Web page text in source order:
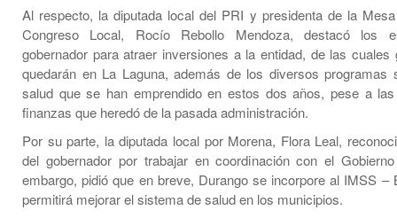
Al respecto, la diputada local del PRI y presidenta de la
Congreso Local, Rocío Rebollo Mendoza, destacó los
gobernador para atraer inversiones a la entidad, de las cuales
quedarán en La Laguna, además de los diversos programas
salud que se han emprendido en estos dos años, pese a
finanzas que heredó de la pasada administración.
Por su parte, la diputada local por Morena, Flora Leal,
del gobernador por trabajar en coordinación con el
embargo, pidió que en breve, Durango se incorpore al IMSS –
permitirá mejorar el sistema de salud en los municipios.